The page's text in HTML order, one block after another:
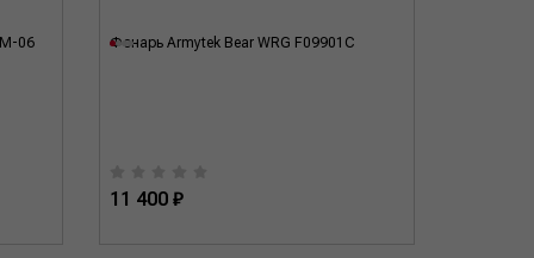
06 Фонарь Armytek Bear WRG F09901C
11 400 ₽